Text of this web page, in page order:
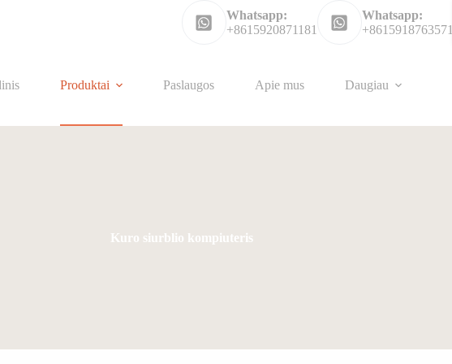
Whatsapp:
+8615920871181
Whatsapp:
+8615918763571
Produktai Paslaugos Apie mus Daugiau
Kuro siurblio kompiuteris